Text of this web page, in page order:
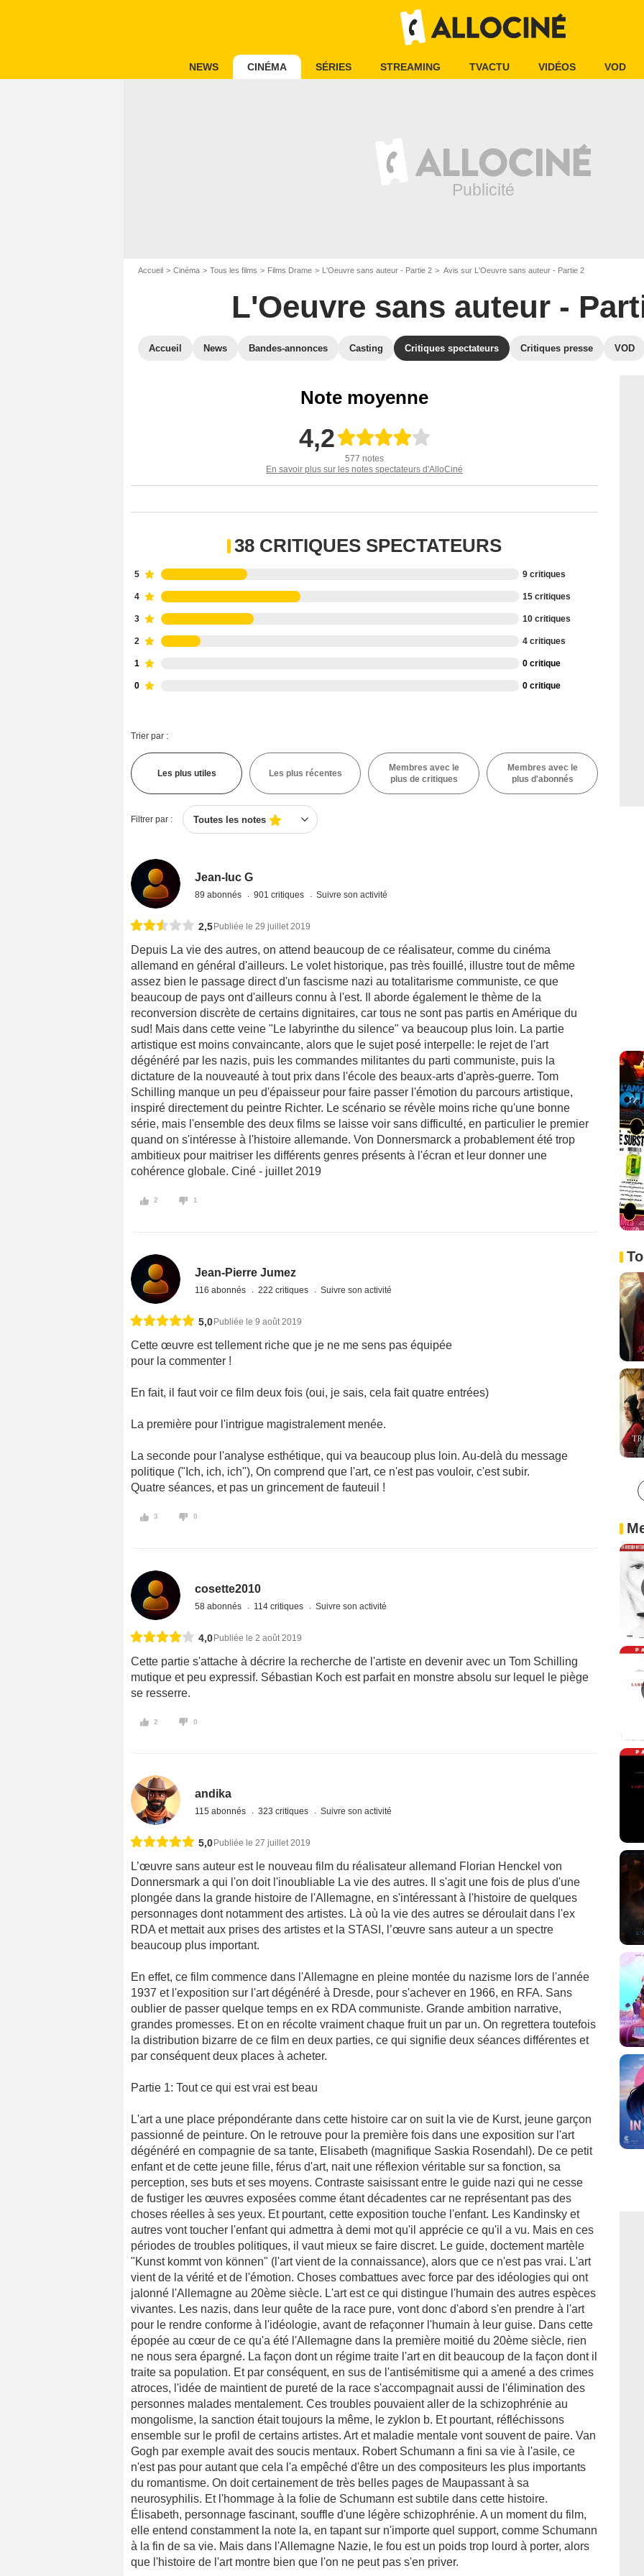
NEWS CINÉMA SÉRIES STREAMING TVACTU VIDÉOS VOD
Accueil Cinéma Tous les films Films Drame L'Oeuvre sans auteur - Partie 2 Avis sur L'Oeuvre sans auteur - Partie 2
L'Oeuvre sans auteur -
Accueil News Bandes-annonces Casting Critiques spectateurs Critiques presse VOD
Note moyenne
4,2
577 notes
En savoir plus sur les notes spectateurs d'AlloCiné
38 CRITIQUES SPECTATEURS
5 9 critiques
4 15 critiques
3 10 critiques
2 4 critiques
1 0 critique
0 0 critique
Trier par :
Les plus utiles Les plus récentes
Membres avec le
plus de critiques
Membres avec le
plus d'abonnés
Filtrer par : Toutes les notes
Jean-luc G
89 abonnés 901 critiques Suivre son activité
2,5 Publiée le 29 juillet 2019
Depuis La vie des autres, on attend beaucoup de ce réalisateur, comme du cinéma
allemand en général d'ailleurs. Le volet historique, pas très fouillé, illustre tout de même
assez bien le passage direct d'un fascisme nazi au totalitarisme communiste, ce que
beaucoup de pays ont d'ailleurs connu à l'est. Il aborde également le thème de la
reconversion discrète de certains dignitaires, car tous ne sont pas partis en Amérique du
sud! Mais dans cette veine "Le labyrinthe du silence" va beaucoup plus loin. La partie
artistique est moins convaincante, alors que le sujet posé interpelle: le rejet de l'art
dégénéré par les nazis, puis les commandes militantes du parti communiste, puis la
dictature de la nouveauté à tout prix dans l'école des beaux-arts d'après-guerre. Tom
Schilling manque un peu d'épaisseur pour faire passer l'émotion du parcours artistique,
inspiré directement du peintre Richter. Le scénario se révèle moins riche qu'une bonne
série, mais l'ensemble des deux films se laisse voir sans difficulté, en particulier le premier
quand on s'intéresse à l'histoire allemande. Von Donnersmarck a probablement été trop
ambitieux pour maitriser les différents genres présents à l'écran et leur donner une
cohérence globale. Ciné - juillet 2019
2 1
Jean-Pierre Jumez
116 abonnés 222 critiques Suivre son activité
5,0Publiée le 9 août 2019
Cette œuvre est tellement riche que je ne me sens pas équipée
pour la commenter !
En fait, il faut voir ce film deux fois (oui, je sais, cela fait quatre entrées)
La première pour l'intrigue magistralement menée.
La seconde pour l'analyse esthétique, qui va beaucoup plus loin. Au-delà du message
politique ("Ich, ich, ich"), On comprend que l'art, ce n'est pas vouloir, c'est subir.
Quatre séances, et pas un grincement de fauteuil !
3 0
cosette2010
58 abonnés 114 critiques Suivre son activité
4,0Publiée le 2 août 2019
Cette partie s'attache à décrire la recherche de l'artiste en devenir avec un Tom Schilling
mutique et peu expressif. Sébastian Koch est parfait en monstre absolu sur lequel le piège
se resserre.
2 0
andika
115 abonnés 323 critiques Suivre son activité
5,0 Publiée le 27 juillet 2019
L’œuvre sans auteur est le nouveau film du réalisateur allemand Florian Henckel von
Donnersmark a qui l'on doit l'inoubliable La vie des autres. Il s'agit une fois de plus d'une
plongée dans la grande histoire de l'Allemagne, en s'intéressant à l'histoire de quelques
personnages dont notamment des artistes. Là où la vie des autres se déroulait dans l'ex
RDA et mettait aux prises des artistes et la STASI, l’œuvre sans auteur a un spectre
beaucoup plus important.
En effet, ce film commence dans l'Allemagne en pleine montée du nazisme lors de l'année
1937 et l'exposition sur l'art dégénéré à Dresde, pour s'achever en 1966, en RFA. Sans
oublier de passer quelque temps en ex RDA communiste. Grande ambition narrative,
grandes promesses. Et on en récolte vraiment chaque fruit un par un. On regrettera toutefois
la distribution bizarre de ce film en deux parties, ce qui signifie deux séances différentes et
par conséquent deux places à acheter.
Partie 1: Tout ce qui est vrai est beau
L'art a une place prépondérante dans cette histoire car on suit la vie de Kurst, jeune garçon
passionné de peinture. On le retrouve pour la première fois dans une exposition sur l'art
dégénéré en compagnie de sa tante, Elisabeth (magnifique Saskia Rosendahl). De ce petit
enfant et de cette jeune fille, férus d'art, nait une réflexion véritable sur sa fonction, sa
perception, ses buts et ses moyens. Contraste saisissant entre le guide nazi qui ne cesse
de fustiger les œuvres exposées comme étant décadentes car ne représentant pas des
choses réelles à ses yeux. Et pourtant, cette exposition touche l'enfant. Les Kandinsky et
autres vont toucher l'enfant qui admettra à demi mot qu'il apprécie ce qu'il a vu. Mais en ces
périodes de troubles politiques, il vaut mieux se faire discret. Le guide, doctement martèle
"Kunst kommt von können" (l'art vient de la connaissance), alors que ce n'est pas vrai. L'art
vient de la vérité et de l'émotion. Choses combattues avec force par des idéologies qui ont
jalonné l'Allemagne au 20ème siècle. L'art est ce qui distingue l'humain des autres espèces
vivantes. Les nazis, dans leur quête de la race pure, vont donc d'abord s'en prendre à l'art
pour le rendre conforme à l'idéologie, avant de refaçonner l'humain à leur guise. Dans cette
épopée au cœur de ce qu'a été l'Allemagne dans la première moitié du 20ème siècle, rien
ne nous sera épargné. La façon dont un régime traite l'art en dit beaucoup de la façon dont il
traite sa population. Et par conséquent, en sus de l'antisémitisme qui a amené a des crimes
atroces, l'idée de maintient de pureté de la race s'accompagnait aussi de l'élimination des
personnes malades mentalement. Ces troubles pouvaient aller de la schizophrénie au
mongolisme, la sanction était toujours la même, le zyklon b. Et pourtant, réfléchissons
ensemble sur le profil de certains artistes. Art et maladie mentale vont souvent de paire. Van
Gogh par exemple avait des soucis mentaux. Robert Schumann a fini sa vie à l'asile, ce
n'est pas pour autant que cela l'a empêché d'être un des compositeurs les plus importants
du romantisme. On doit certainement de très belles pages de Maupassant à sa
neurosyphilis. Et l'hommage à la folie de Schumann est subtile dans cette histoire.
Élisabeth, personnage fascinant, souffle d'une légère schizophrénie. A un moment du film,
elle entend constamment la note la, en tapant sur n'importe quel support, comme Schumann
à la fin de sa vie. Mais dans l'Allemagne Nazie, le fou est un poids trop lourd à porter, alors
que l'histoire de l'art montre bien que l'on ne peut pas s'en priver.